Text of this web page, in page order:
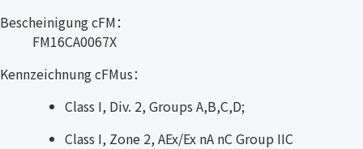
Bescheinigung cFM：
FM16CA0067X
Kennzeichnung cFMus：
Class I, Div. 2, Groups A,B,C,D;
Class I, Zone 2, AEx/Ex nA nC Group IIC